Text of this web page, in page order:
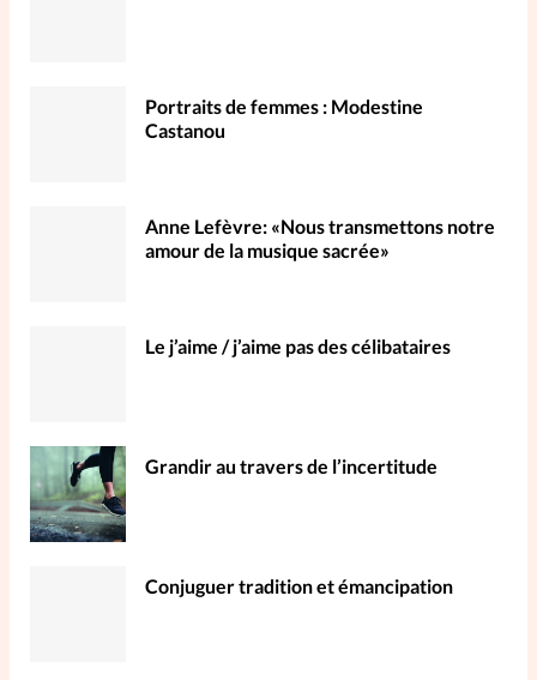
Portraits de femmes : Modestine
Castanou
Anne Lefèvre: «Nous transmettons notre
amour de la musique sacrée»
Le j’aime / j’aime pas des célibataires
Grandir au travers de l’incertitude
Conjuguer tradition et émancipation